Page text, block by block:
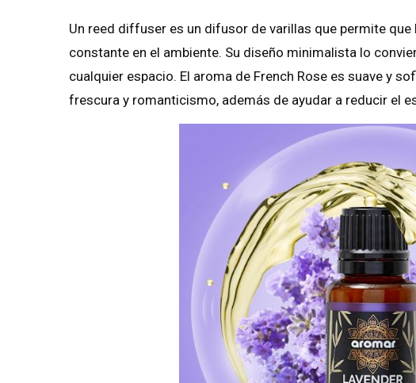
Un reed diffuser es un difusor de varillas que permite
constante en el ambiente. Su diseño minimalista lo
cualquier espacio. El aroma de French Rose es suave y
frescura y romanticismo, además de ayudar a reducir el